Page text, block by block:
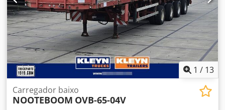
1 / 13
Carregador baixo
NOOTEBOOM OVB-65-04V